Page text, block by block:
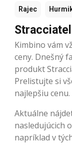
Rajec
Kimbino vám
ceny. Dnešný
produkt
Prelistujte si
najlepšiu cenu.
Aktuálne
nasledujúcich
napríklad v